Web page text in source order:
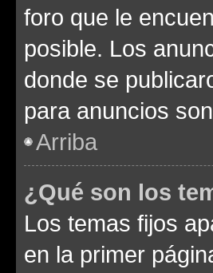
foro que le
posible. Los
donde se
para anuncios
Arriba
¿Qué son los
Los temas fijos
en la primer